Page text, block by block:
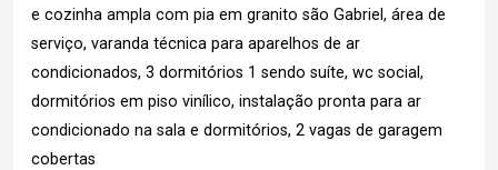
e cozinha ampla com pia em granito são Gabriel, área de
serviço, varanda técnica para aparelhos de ar
condicionados, 3 dormitórios 1 sendo suíte, wc social,
dormitórios em piso vinílico, instalação pronta para ar
condicionado na sala e dormitórios, 2 vagas de garagem
cobertas